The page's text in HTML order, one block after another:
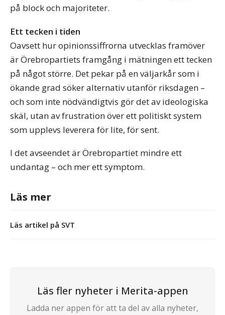
på block och majoriteter.
Ett tecken i tiden
Oavsett hur opinionssiffrorna utvecklas framöver
är Örebropartiets framgång i mätningen ett tecken
på något större. Det pekar på en väljarkår som i
ökande grad söker alternativ utanför riksdagen –
och som inte nödvändigtvis gör det av ideologiska
skäl, utan av frustration över ett politiskt system
som upplevs leverera för lite, för sent.
I det avseendet är Örebropartiet mindre ett
undantag – och mer ett symptom.
Läs mer
Läs artikel på SVT
Läs fler nyheter i Merita-appen
Ladda ner appen för att ta del av alla nyheter,